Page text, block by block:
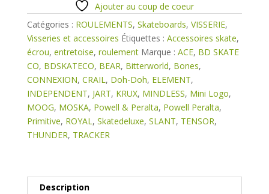
roulements
pour
axe
Ø8
Ajouter au coup de coeur
Catégories : ROULEMENTS, Skateboards, VISSERIE,
Visseries et accessoires Étiquettes : Accessoires skate,
écrou, entretoise, roulement Marque : ACE, BD SKATE
CO, BDSKATECO, BEAR, Bitterworld, Bones,
CONNEXION, CRAIL, Doh-Doh, ELEMENT,
INDEPENDENT, JART, KRUX, MINDLESS, Mini Logo,
MOOG, MOSKA, Powell & Peralta, Powell Peralta,
Primitive, ROYAL, Skatedeluxe, SLANT, TENSOR,
THUNDER, TRACKER
Description